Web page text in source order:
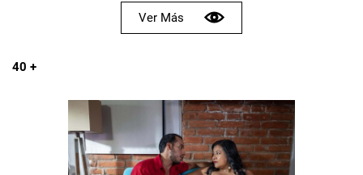
Ver Más
40 +